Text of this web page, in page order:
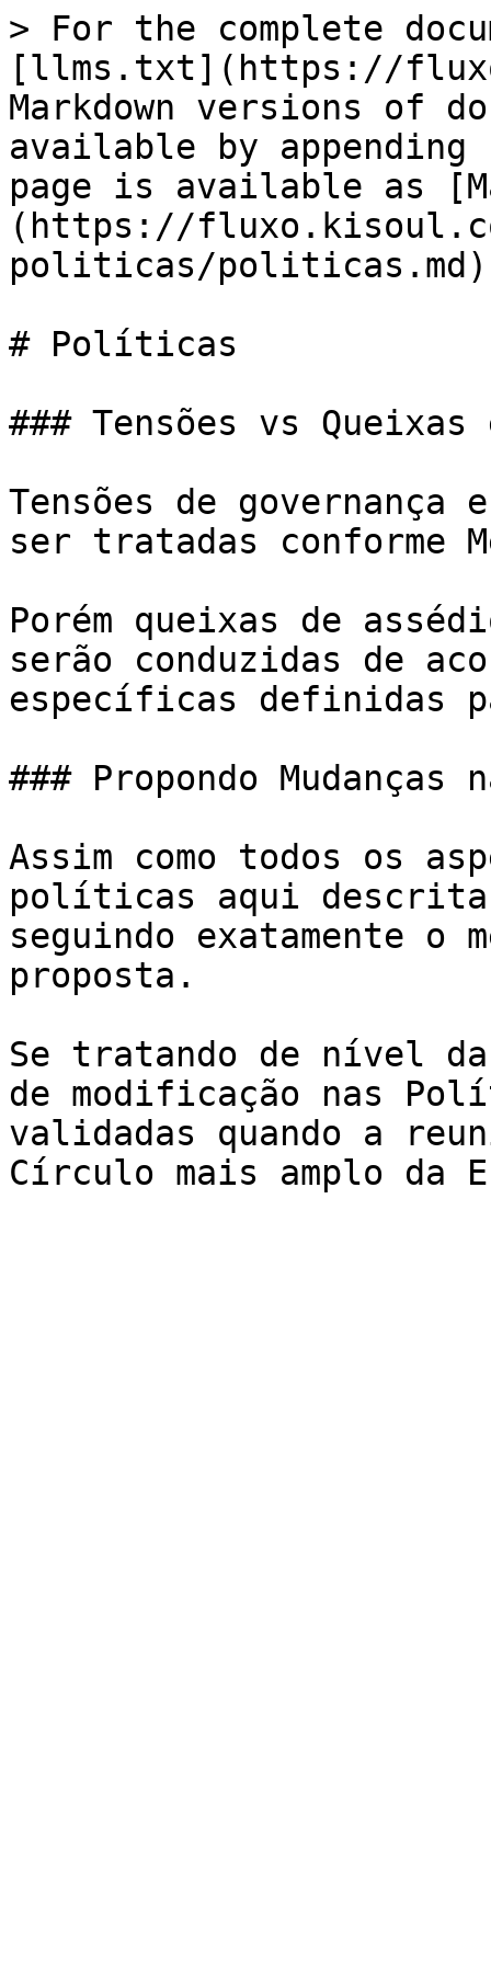
> For the complete
[llms.txt](https://
Markdown versions of
available by
page is available as
(https://
politicas/
# Políticas
### Tensões vs Queixas
Tensões de governança
ser tratadas conforme
Porém queixas de
serão conduzidas de
específicas definidas
### Propondo Mudanças
Assim como todos os
políticas aqui
seguindo exatamente o
proposta.
Se tratando de nível da
de modificação nas
validadas quando a